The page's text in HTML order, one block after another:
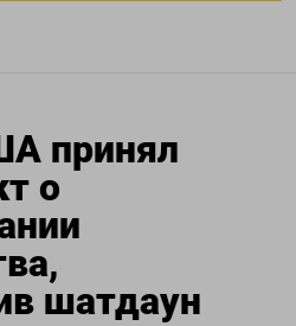
принял
о
шатдаун